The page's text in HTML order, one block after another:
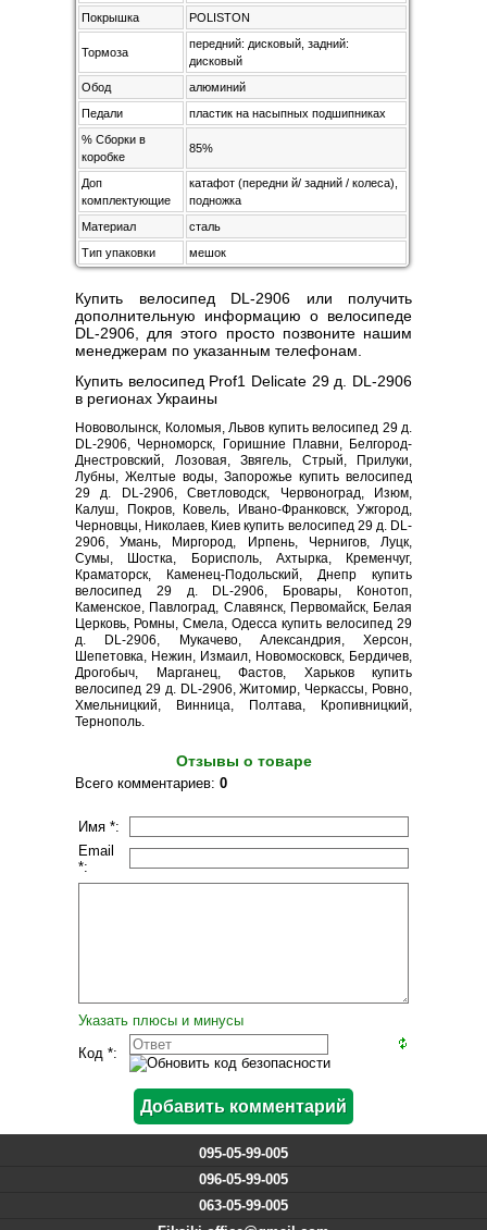
Покрышка
POLISTON
Тормоза
передний: дисковый, задний:
дисковый
Обод
алюминий
Педали
пластик на насыпных подшипниках
% Сборки в
коробке
85%
Доп
комплектующие
катафот (передни й/ задний / колеса),
подножка
Материал
сталь
Тип упаковки
мешок
Купить велосипед DL-2906 или получить
дополнительную информацию о велосипеде
DL-2906, для этого просто позвоните нашим
менеджерам по указанным телефонам.
Купить велосипед Prof1 Delicate 29 д. DL-2906
в регионах Украины
Нововолынск, Коломыя, Львов купить велосипед 29 д.
DL-2906, Черноморск, Горишние Плавни, Белгород-
Днестровский, Лозовая, Звягель, Стрый, Прилуки,
Лубны, Желтые воды, Запорожье купить велосипед
29 д. DL-2906, Светловодск, Червоноград, Изюм,
Калуш, Покров, Ковель, Ивано-Франковск, Ужгород,
Черновцы, Николаев, Киев купить велосипед 29 д. DL-
2906, Умань, Миргород, Ирпень, Чернигов, Луцк,
Сумы, Шостка, Борисполь, Ахтырка, Кременчуг,
Краматорск, Каменец-Подольский, Днепр купить
велосипед 29 д. DL-2906, Бровары, Конотоп,
Каменское, Павлоград, Славянск, Первомайск, Белая
Церковь, Ромны, Смела, Одесса купить велосипед 29
д. DL-2906, Мукачево, Александрия, Херсон,
Шепетовка, Нежин, Измаил, Новомосковск, Бердичев,
Дрогобыч, Марганец, Фастов, Харьков купить
велосипед 29 д. DL-2906, Житомир, Черкассы, Ровно,
Хмельницкий, Винница, Полтава, Кропивницкий,
Тернополь.
Отзывы о товаре
Всего комментариев: 0
Имя *:
Email
*:
Указать плюсы и минусы
Код *:
095-05-99-005
096-05-99-005
063-05-99-005